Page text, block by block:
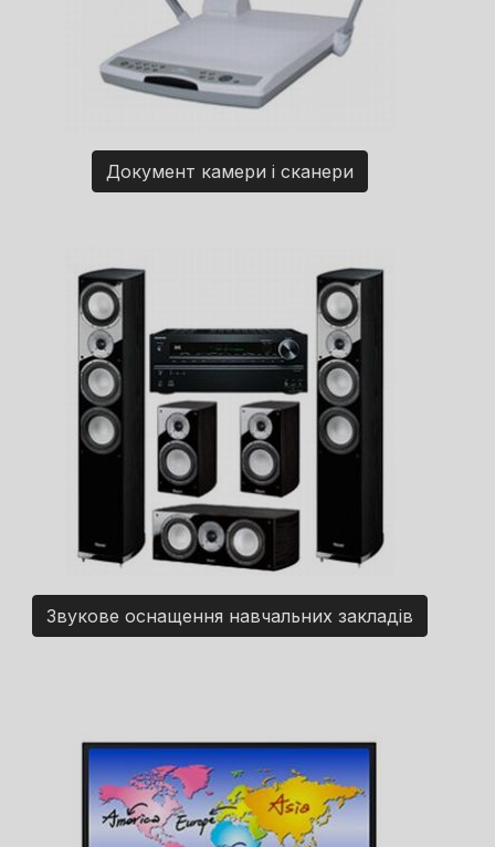
Документ камери і сканери
Звукове оснащення навчальних закладів